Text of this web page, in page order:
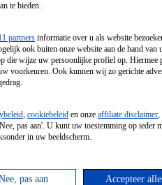
te bieden.
partners informatie over u als website
ook buiten onze website aan de hand van
die wijze uw persoonlijke profiel op. Hiermee
voorkeuren. Ook kunnen wij zo gerichte
, cookiebeleid en onze affiliate disclaimer,
pas aan'. U kunt uw toestemming op ieder
in uw beeldscherm.
pas aan Accepteer